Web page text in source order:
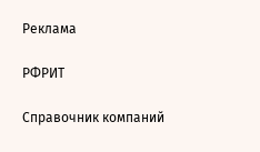
Реклама
РФРИТ
Справочник компаний